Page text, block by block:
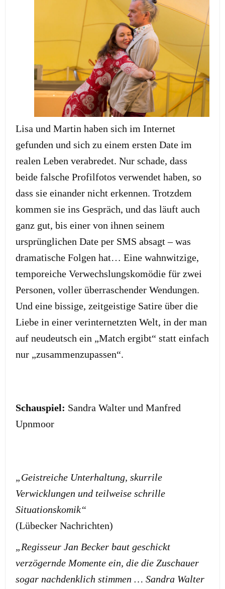
Lisa und Martin haben sich im Internet
gefunden und sich zu einem ersten Date im
realen Leben verabredet. Nur schade, dass
beide falsche Profilfotos verwendet haben, so
dass sie einander nicht erkennen. Trotzdem
kommen sie ins Gespräch, und das läuft auch
ganz gut, bis einer von ihnen seinem
ursprünglichen Date per SMS absagt – was
dramatische Folgen hat… Eine wahnwitzige,
temporeiche Verwechslungskomödie für zwei
Personen, voller überraschender Wendungen.
Und eine bissige, zeitgeistige Satire über die
Liebe in einer verinternetzten Welt, in der man
auf neudeutsch ein „Match ergibt“ statt einfach
nur „zusammenzupassen“.
Schauspiel: Sandra Walter und Manfred
Upnmoor
„Geistreiche Unterhaltung, skurrile
Verwicklungen und teilweise schrille
Situationskomik“
(Lübecker Nachrichten)
„Regisseur Jan Becker baut geschickt
verzögernde Momente ein, die die Zuschauer
sogar nachdenklich stimmen … Sandra Walter